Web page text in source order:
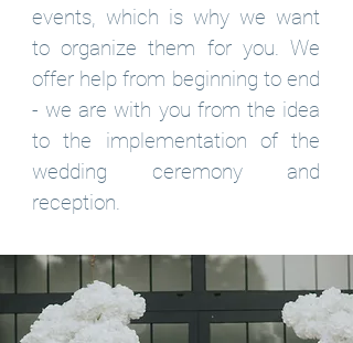
events, which is why we want
to organize them for you. We
offer help from beginning to end
- we are with you from the idea
to the implementation of the
wedding ceremony and
reception.